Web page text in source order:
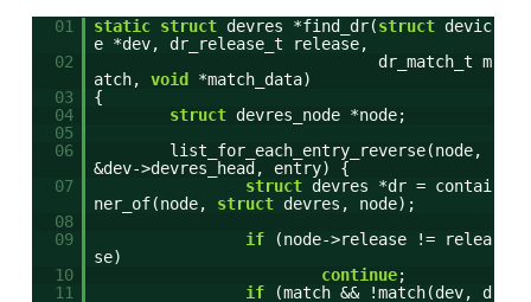
01 static struct devres *find_dr(struct devic
e *dev, dr_release_t release,
02
dr_match_t m
atch, void
*match_data)
03
{
04
struct devres_node *node;
05
06
list_for_each_entry_reverse(node,
&dev->devres_head, entry) {
07
struct devres *dr = contai
ner_of(node, struct devres, node);
08
09
if
(node->release != relea
se)
10
continue;
11
if
(match && !match(dev, d